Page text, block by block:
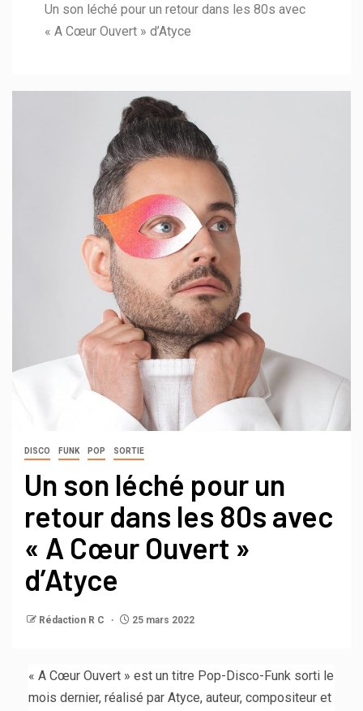
Un son léché pour un retour dans les 80s avec
« A Cœur Ouvert » d’Atyce
DISCO FUNK POP SORTIE
Un son léché pour un
retour dans les 80s avec
« A Cœur Ouvert »
d’Atyce
Rédaction R C 25 mars 2022
« A Cœur Ouvert » est un titre Pop-Disco-Funk sorti le
mois dernier, réalisé par Atyce, auteur, compositeur et